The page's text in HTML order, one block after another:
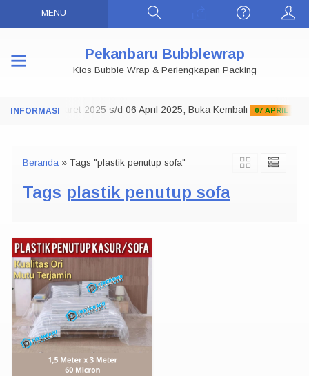
MENU
Pekanbaru Bubblewrap
Kios Bubble Wrap & Perlengkapan Packing
Tutup 29 Maret 2025 s/d 06 April 2025, Buka Kembali 07 APRIL 2025
Beranda » Tags "plastik penutup sofa"
Tags plastik penutup sofa